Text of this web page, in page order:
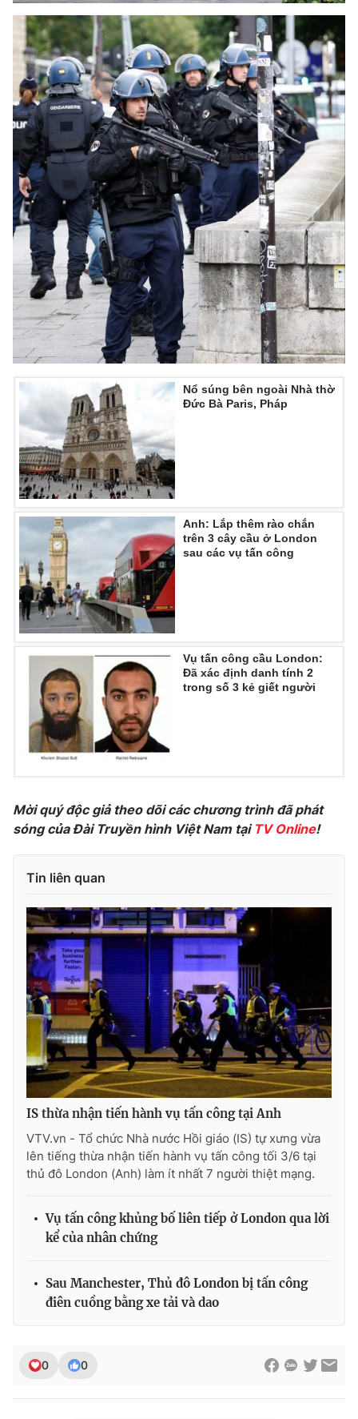
Nổ súng bên ngoài Nhà thờ
Đức Bà Paris, Pháp
Anh: Lắp thêm rào chắn
trên 3 cây cầu ở London
sau các vụ tấn công
Vụ tấn công cầu London:
Đã xác định danh tính 2
trong số 3 kẻ giết người
Mời quý độc giả theo dõi các chương trình đã phát
sóng của Đài Truyền hình Việt Nam tại TV Online!
Tin liên quan
IS thừa nhận tiến hành vụ tấn công tại Anh
VTV.vn - Tổ chức Nhà nước Hồi giáo (IS) tự xưng vừa
lên tiếng thừa nhận tiến hành vụ tấn công tối 3/6 tại
thủ đô London (Anh) làm ít nhất 7 người thiệt mạng.
Vụ tấn công khủng bố liên tiếp ở London qua lời
kể của nhân chứng
Sau Manchester, Thủ đô London bị tấn công
điên cuồng bằng xe tải và dao
0 0